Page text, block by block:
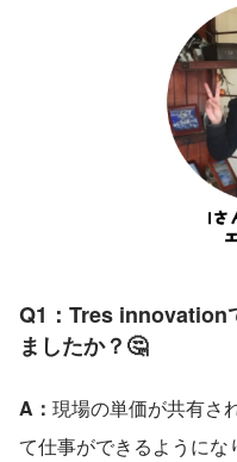
Q1：Tres innovation
ましたか？🤔
A： 現場の単価が共有さ
て仕事ができるように